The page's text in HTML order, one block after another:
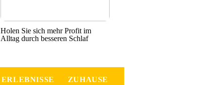
Holen Sie sich mehr Profit im
Alltag durch besseren Schlaf
ERLEBNISSE
ZUHAUSE